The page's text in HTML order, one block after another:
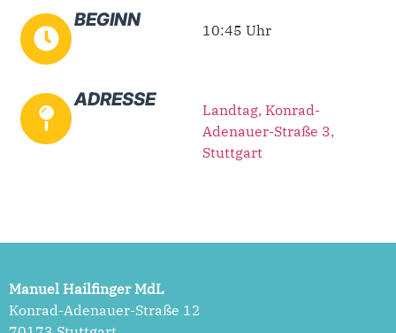
BEGINN 10:45 Uhr
ADRESSE
Landtag, Konrad-
Adenauer-Straße 3,
Stuttgart
Manuel Hailfinger MdL
Konrad-Adenauer-Straße 12